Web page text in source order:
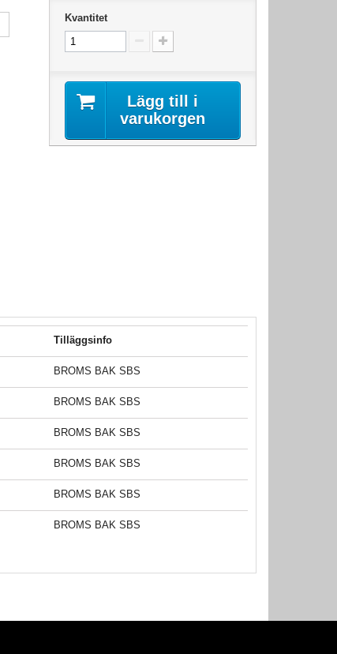
Kvantitet
Lägg till i
varukorgen
Tilläggsinfo
BROMS BAK SBS
BROMS BAK SBS
BROMS BAK SBS
BROMS BAK SBS
BROMS BAK SBS
BROMS BAK SBS